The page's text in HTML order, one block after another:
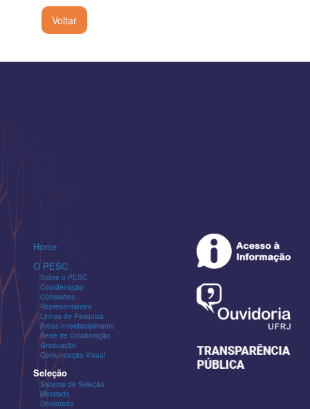
Voltar
Home
O PESC
Sobre o PESC
Coordenação
Comissões
Representantes
Linhas de Pesquisa
Áreas Interdisciplinares
Rede de Colaboração
Graduação
Comunicação Visual
Seleção
Sistema de Seleção
Mestrado
Doutorado